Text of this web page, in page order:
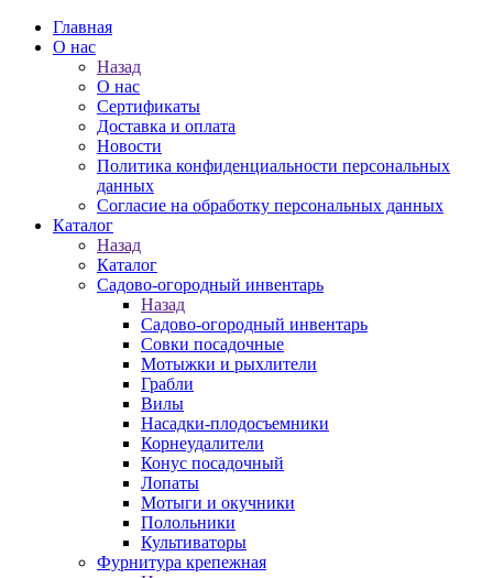
Главная
О нас
Назад
О нас
Сертификаты
Доставка и оплата
Новости
Политика конфиденциальности персональных
данных
Согласие на обработку персональных данных
Каталог
Назад
Каталог
Садово-огородный инвентарь
Назад
Садово-огородный инвентарь
Совки посадочные
Мотыжки и рыхлители
Грабли
Вилы
Насадки-плодосъемники
Корнеудалители
Конус посадочный
Лопаты
Мотыги и окучники
Полольники
Культиваторы
Фурнитура крепежная